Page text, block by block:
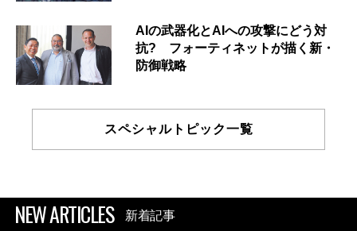
AIの武器化とAIへの攻撃にどう対
抗? フォーティネットが描く新・
防御戦略
スペシャルトピック一覧
NEW ARTICLES 新着記事